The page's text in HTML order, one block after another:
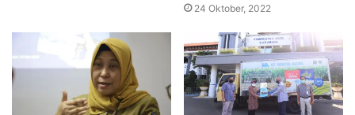
24 Oktober, 2022